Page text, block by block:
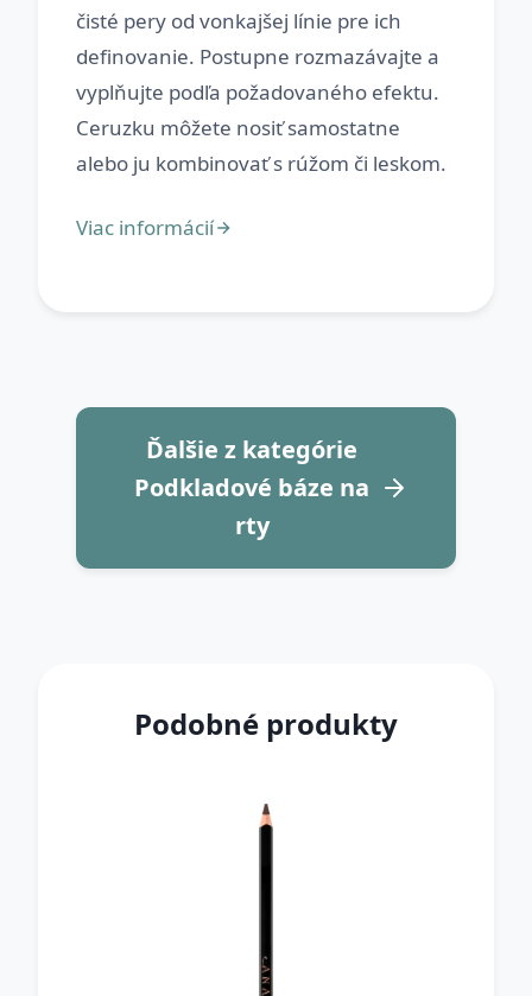
čisté pery od vonkajšej línie pre ich
definovanie. Postupne rozmazávajte a
vyplňujte podľa požadovaného efektu.
Ceruzku môžete nosiť samostatne
Ďalšie z kategórie
Podkladové báze na
rty
Podobné produkty